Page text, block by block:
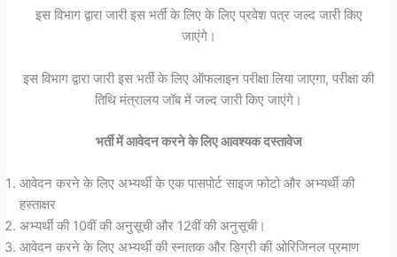
इस विभाग द्वारा जारी इस भर्ती के लिए के लिए प्रवेश पत्र जल्द जारी किए
जाएंगे।
इस विभाग द्वारा जारी इस भर्ती के लिए ऑफलाइन परीक्षा लिया जाएगा, परीक्षा की
तिथि मंत्रालय जॉब में जल्द जारी किए जाएंगे।
भर्ती में आवेदन करने के लिए आवश्यक दस्तावेज
आवेदन करने के लिए अभ्यर्थी के एक पासपोर्ट साइज फोटो और अभ्यर्थी की
हस्ताक्षर
अभ्यर्थी की 10वीं की अनुसूची और 12वीं की अनुसूची।
आवेदन करने के लिए अभ्यर्थी की स्नातक और डिग्री की ओरिजिनल प्रमाण